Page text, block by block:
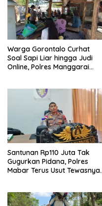
Warga Gorontalo Curhat
Soal Sapi Liar hingga Judi
Online, Polres Manggarai
Santunan Rp110 Juta Tak
Gugurkan Pidana, Polres
Mabar Terus Usut Tewasnya